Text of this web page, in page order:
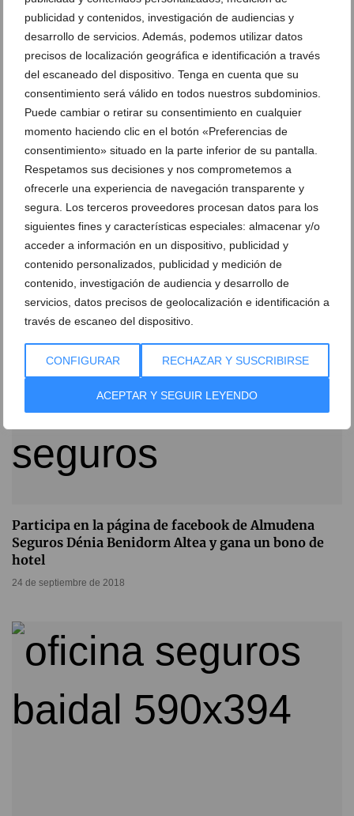
publicidad y contenidos, investigación de audiencias y
desarrollo de servicios. Además, podemos utilizar datos
precisos de localización geográfica e identificación a través
del escaneado del dispositivo. Tenga en cuenta que su
consentimiento será válido en todos nuestros subdominios.
Puede cambiar o retirar su consentimiento en cualquier
momento haciendo clic en el botón «Preferencias de
consentimiento» situado en la parte inferior de su pantalla.
Respetamos sus decisiones y nos comprometemos a
ofrecerle una experiencia de navegación transparente y
segura. Los terceros proveedores procesan datos para los
siguientes fines y características especiales: almacenar y/o
acceder a información en un dispositivo, publicidad y
contenido personalizados, publicidad y medición de
contenido, investigación de audiencia y desarrollo de
servicios, datos precisos de geolocalización e identificación a
través de escaneo del dispositivo.
CONFIGURAR RECHAZAR Y SUSCRIBIRSE
ACEPTAR Y SEGUIR LEYENDO
El Black Friday llega a Dénia con numerosas ofertas
en comercios locales
21 de noviembre de 2018
Participa en la página de facebook de Almudena
Seguros Dénia Benidorm Altea y gana un bono de
hotel
24 de septiembre de 2018